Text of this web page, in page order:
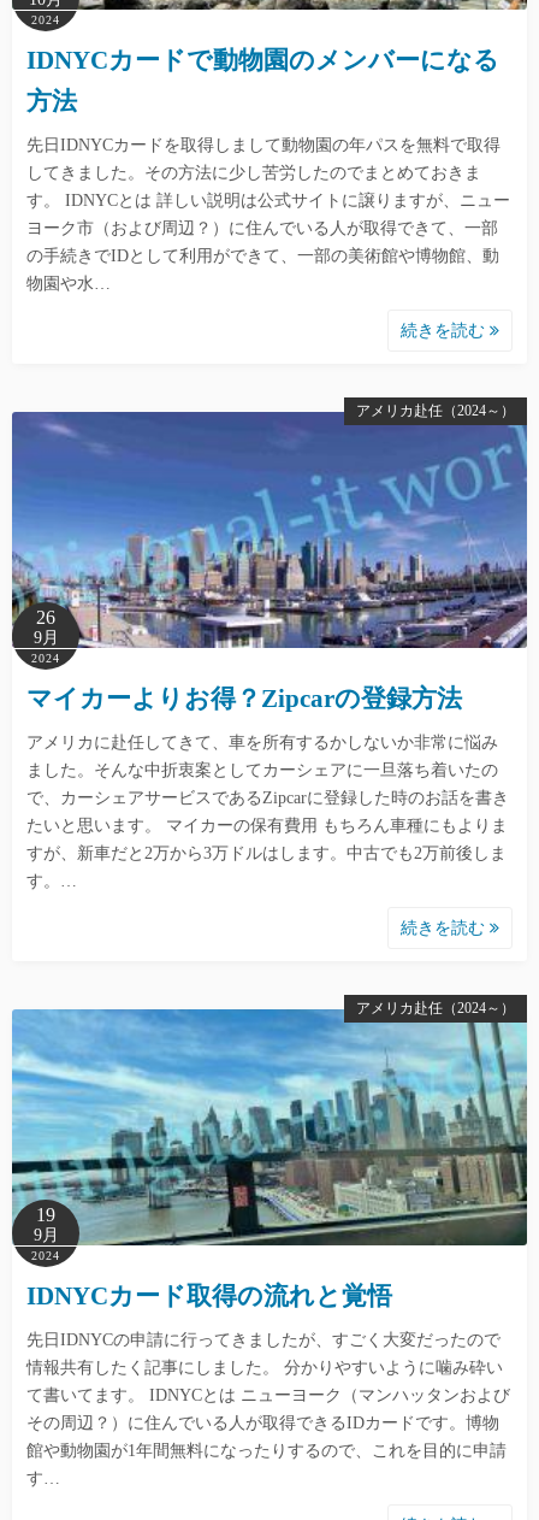
2024
IDNYCカードで動物園のメンバーになる
方法
先日IDNYCカードを取得しまして動物園の年パスを無料で取得
してきました。その方法に少し苦労したのでまとめておきま
す。 IDNYCとは 詳しい説明は公式サイトに譲りますが、ニュー
ヨーク市（および周辺？）に住んでいる人が取得できて、一部
の手続きでIDとして利用ができて、一部の美術館や博物館、動
物園や水…
続きを読む
アメリカ赴任（2024～）
26
9月
2024
マイカーよりお得？Zipcarの登録方法
アメリカに赴任してきて、車を所有するかしないか非常に悩み
ました。そんな中折衷案としてカーシェアに一旦落ち着いたの
で、カーシェアサービスであるZipcarに登録した時のお話を書き
たいと思います。 マイカーの保有費用 もちろん車種にもよりま
すが、新車だと2万から3万ドルはします。中古でも2万前後しま
す。…
続きを読む
アメリカ赴任（2024～）
19
9月
2024
IDNYCカード取得の流れと覚悟
先日IDNYCの申請に行ってきましたが、すごく大変だったので
情報共有したく記事にしました。 分かりやすいように噛み砕い
て書いてます。 IDNYCとは ニューヨーク（マンハッタンおよび
その周辺？）に住んでいる人が取得できるIDカードです。博物
館や動物園が1年間無料になったりするので、これを目的に申請
す…